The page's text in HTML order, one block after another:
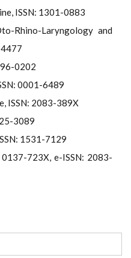
ISSN: 1301-0883
Rhino-Laryngology and
4477
0202
0001-6489
ISSN: 2083-389X
3089
1531-7129
723X, e-ISSN: 2083-